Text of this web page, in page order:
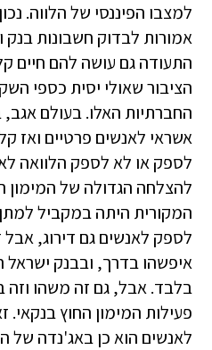
למצבו הפיננסי של הלווה.
אמורות לבדוק חשבונות בנק
התעודה גם עושה להם חיים
הציבור שאולי יסית כספי
החברתיות האלו. בעולם אגב,
אשראי לאנשים פרטיים ואז
לספק או לא לספק הלוואה
להצלחה הגדולה של המימון
המקורית היתה במקביל
לספק לאנשים גם דירוג, אבל
איפשהו בדרך, ובבנק
בלבד. אבל, גם זה משהו וזה
פעילות המימון החוץ בנקאי.
לאנשים הוא כן באג'נדה של